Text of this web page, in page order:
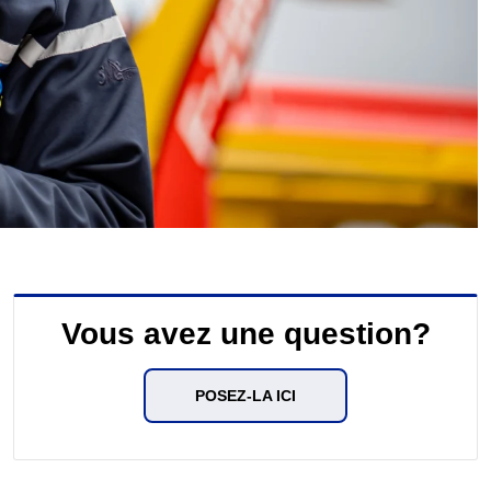
Vous avez une question?
POSEZ-LA ICI